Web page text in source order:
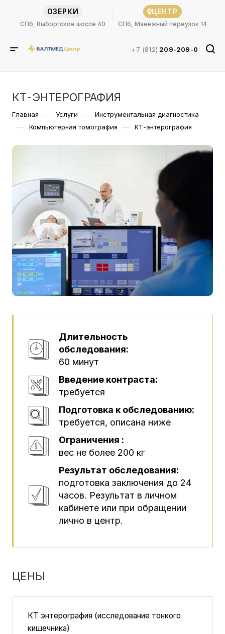
ОЗЕРКИ
СПб, Выборгское шоссе 40
ЦЕНТР
СПб, Манежный переулок 14
+7 (812) 209-209-0
КТ-ЭНТЕРОГРАФИЯ
Главная — Услуги — Инструментальная диагностика
— Компьютерная томография — КТ-энтерография
Длительность
обследования:
60 минут
Введение контраста:
требуется
Подготовка к обследованию:
требуется, описана ниже
Ограничения :
вес не более 200 кг
Результат обследования:
подготовка заключения до 24
часов. Результат в личном
кабинете или при обращении
лично в центр.
ЦЕНЫ
КТ энтерография (исследование тонкого
кишечника)